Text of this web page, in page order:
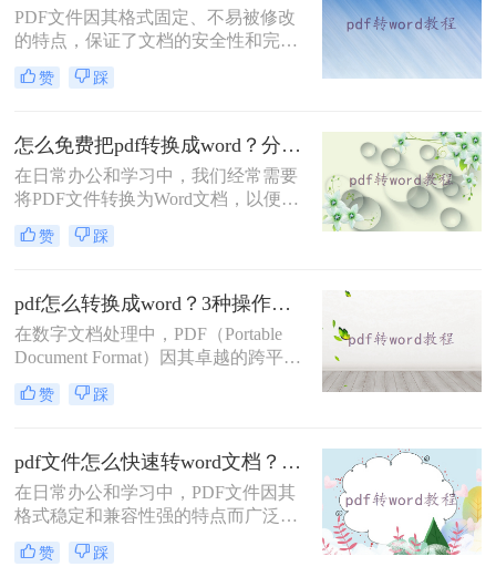
PDF文件因其格式固定、不易被修改
的特点，保证了文档的安全性和完整
性，但同时也带来了不易编辑的缺
点。在实际应用中，我们经常需要将
修改、编辑或进一步处理。那么pdf转
word文档怎么转换呢？本文将介绍三
种将PDF转换为Word文档的方法。
赞 踩
怎么免费把pdf转换成word？分享3种转换方法!
在日常办公和学习中，我们经常需要
将PDF文件转换为Word文档，以便进
行编辑和修改。那么怎么免费把pdf转
换成word呢？本文将介绍三种免费将
赞 踩
pdf怎么转换成word？3种操作免费方法分享给你!
在数字文档处理中，PDF（Portable
Document Format）因其卓越的跨平台
兼容性和内容稳定性而广受欢迎。然
而，在某些情况下，我们可能需要将
化，这时就需要将其转换为
Word（.doc或.docx）格式。Word文档
提供了丰富的编辑功能和灵活性，使
得内容的修改和再利用变得更加容
易。那么pdf怎么转换成word呢？本文
将介绍几种常见的PDF转Word的方
赞 踩
pdf文件怎么快速转word文档？这三种方法你可以试试！
在日常办公和学习中，PDF文件因其
格式稳定和兼容性强的特点而广泛使
用。然而，有时我们需要将PDF文件
转换为Word文档以便于编辑和修改。
赞 踩